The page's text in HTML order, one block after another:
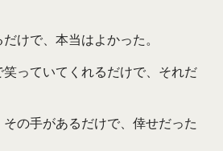
けで、本当はよかった。
っていてくれるだけで、それだ
の手があるだけで、倖せだった